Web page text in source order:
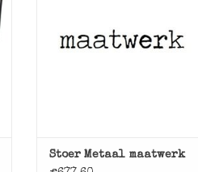
Stoer Metaal maatwerk